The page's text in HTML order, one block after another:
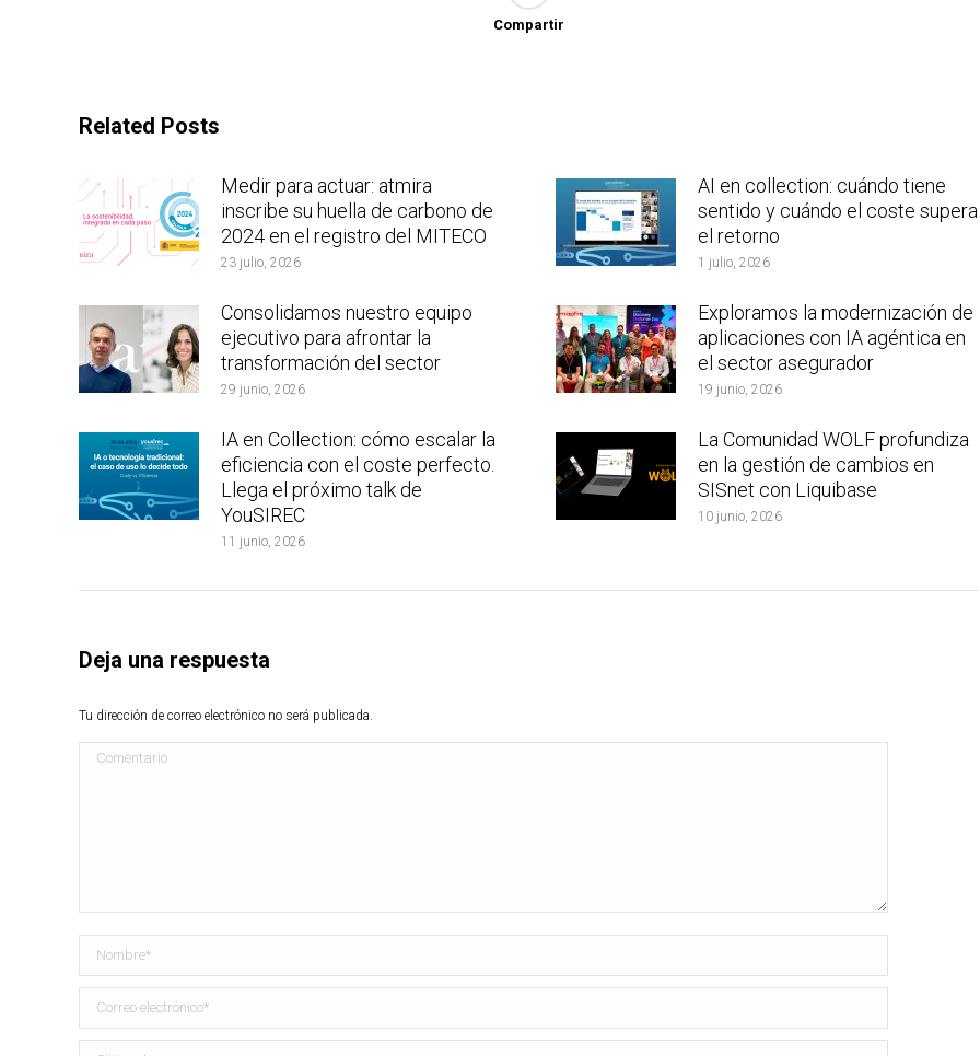
Compartir
Related Posts
Medir para actuar: atmira
inscribe su huella de carbono de
2024 en el registro del MITECO
23 julio, 2026
AI en collection: cuándo tiene
sentido y cuándo el coste supera
el retorno
1 julio, 2026
Consolidamos nuestro equipo
ejecutivo para afrontar la
transformación del sector
29 junio, 2026
Exploramos la modernización de
aplicaciones con IA agéntica en
el sector asegurador
19 junio, 2026
IA en Collection: cómo escalar la
eficiencia con el coste perfecto.
Llega el próximo talk de
YouSIREC
11 junio, 2026
La Comunidad WOLF profundiza
en la gestión de cambios en
SISnet con Liquibase
10 junio, 2026
Deja una respuesta
Tu dirección de correo electrónico no será publicada.
Comentario
Nombre *
Correo electrónico *